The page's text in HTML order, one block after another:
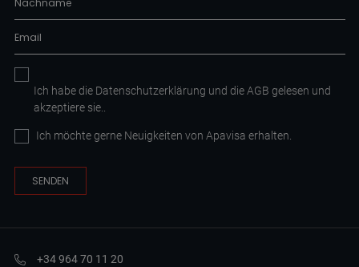
Ich habe die Datenschutzerklärung und die AGB gelesen und
akzeptiere sie..
Ich möchte gerne Neuigkeiten von Apavisa erhalten.
+34 964 70 11 20